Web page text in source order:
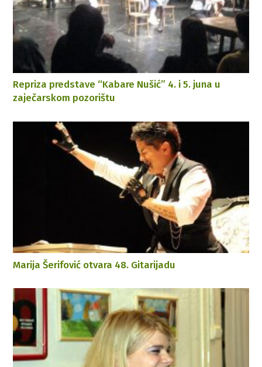
Repriza predstave “Kabare Nušić” 4. i 5. juna u
zaječarskom pozorištu
Marija Šerifović otvara 48. Gitarijadu